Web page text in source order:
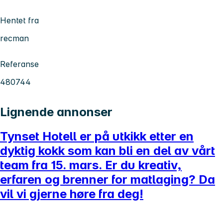
Hentet fra
recman
Referanse
480744
Lignende annonser
Tynset Hotell er på utkikk etter en
dyktig kokk som kan bli en del av vårt
team fra 15. mars. Er du kreativ,
erfaren og brenner for matlaging? Da
vil vi gjerne høre fra deg!